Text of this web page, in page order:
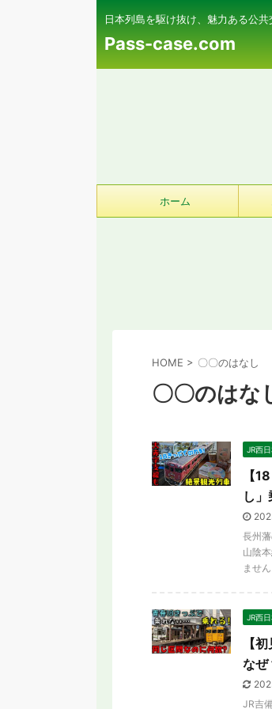
日本列島を駆け抜け、魅力ある公共
Pass-case.com
ホーム
HOME > 〇〇のはなし
〇〇のはな
JR西
【
し
長州
山陰
ませ
JR西
【
なぜ
JR吉